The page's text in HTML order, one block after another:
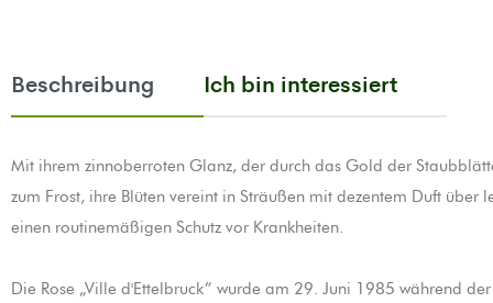
Beschreibung Ich bin interessiert
Mit ihrem zinnoberroten Glanz, der durch das Gold der
zum Frost, ihre Blüten vereint in Sträußen mit dezentem Duft
einen routinemäßigen Schutz vor Krankheiten.
Die Rose „Ville d'Ettelbruck” wurde am 29. Juni 1985 während